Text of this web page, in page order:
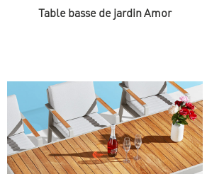
Table basse de jardin Amor